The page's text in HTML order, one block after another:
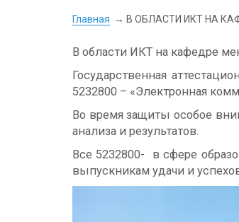
Главная В ОБЛАСТИ ИКТ НА
В области ИКТ на кафедре
Государственная
5232800 – «Электронная
Во время защиты особое
анализа и результатов.
Все 5232800- в сфере
выпускникам удачи и